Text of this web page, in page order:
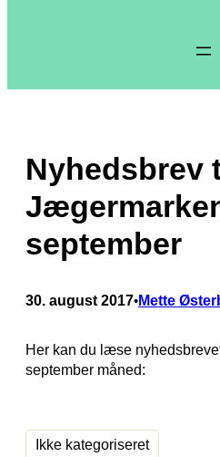
Nyhedsbrev
september
30. august 2017•Mette
Her kan du læse
september måned:
Ikke kategoriseret